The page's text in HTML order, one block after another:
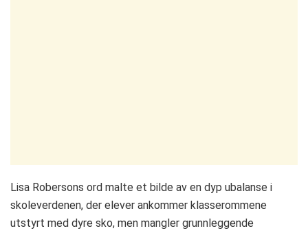
Lisa Robersons ord malte et bilde av en dyp ubalanse i
skoleverdenen, der elever ankommer klasserommene
utstyrt med dyre sko, men mangler grunnleggende